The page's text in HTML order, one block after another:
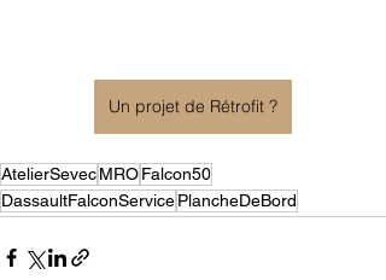
Un projet de Rétrofit ?
AtelierSevecMROFalcon50
DassaultFalconServicePlancheDeBord